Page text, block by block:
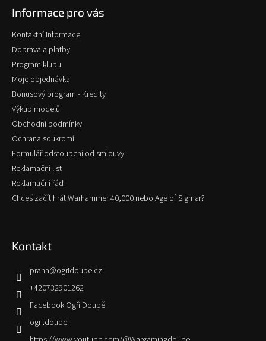
Informace pro vás
Kontaktní informace
Doprava a platby
Program klubu
Moje objednávka
Bonusový program - Kredity
Výkup modelů
Obchodní podmínky
Ochrana soukromí
Formulář odstoupení od smlouvy
Reklamační list
Reklamační řád
Chceš začít hrát Warhammer 40,000 nebo Age of Sigmar?
Kontakt
praha@ogridoupe.cz
+420732901262
Facebook Ogří Doupě
ogri.doupe